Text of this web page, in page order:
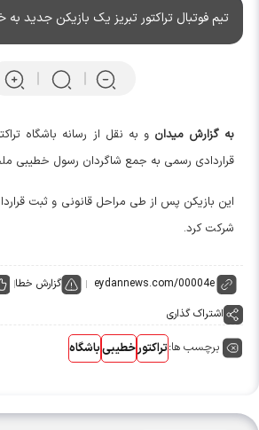
تیم فوتبال تراکتور تبریز یک بازیکن جدید
به گزارش میدانو به نقل از رسانه باشگاه
قراردادی رسمی به جمع شاگردان رسول خطیبی
این بازیکن پس از طی مراحل قانونی و ثبت قرارداد
شرکت کرد.
گزارش خطا
اشتراک گذاری
برچسب ها:تراکتورخطیبیباشگاه